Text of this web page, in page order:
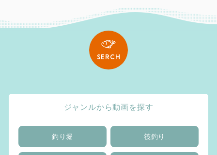
SERCH
ジャンルから動画を探す
釣り堀 筏釣り